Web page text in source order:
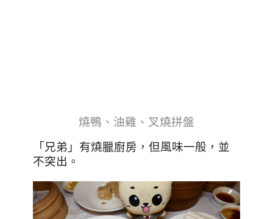
燒鴨、油雞、叉燒拼盤
「兄弟」有燒臘廚房，但風味一般，並
不突出。